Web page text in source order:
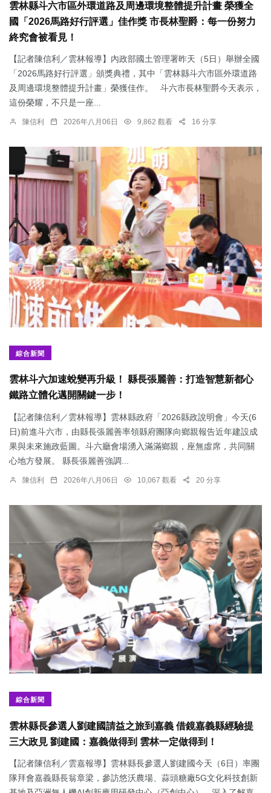
雲林縣斗六市區外環道路及周邊環境整體提升計畫 榮獲全
國「2026馬路好行評選」佳作獎 市長林聖爵：每一份努力
終究會被看見！
【記者陳信利／雲林報導】內政部國土管理署昨天（5日）舉辦全國
「2026馬路好行評選」頒獎典禮，其中「雲林縣斗六市區外環道路
及周邊環境整體提升計畫」榮獲佳作。 斗六市長林聖爵今天表示，
這份榮耀，不只是一座...
陳信利 2026年八月06日 9,862 觀看 16 分享
綜合新聞
雲林斗六加速蛻變再升級！ 縣長張麗善：打造智慧新都心
鐵路立體化邁開關鍵一步！
【記者陳信利／雲林報導】雲林縣政府「2026縣政說明會」今天(6
日)前進斗六市，由縣長張麗善率領縣府團隊向鄉親報告近年建設成
果與未來施政藍圖。斗六廳會場湧入滿滿鄉親，座無虛席，共同關
心地方發展。 縣長張麗善強調...
陳信利 2026年八月06日 10,067 觀看 20 分享
綜合新聞
雲林縣長參選人劉建國請益之旅到嘉義 借鏡嘉義縣經驗提
三大政見 劉建國：嘉義做得到 雲林一定做得到！
【記者陳信利／雲嘉報導】雲林縣長參選人劉建國今天（6日）率團
隊拜會嘉義縣長翁章梁，參訪悠沃農場、蒜頭糖廠5G文化科技創新